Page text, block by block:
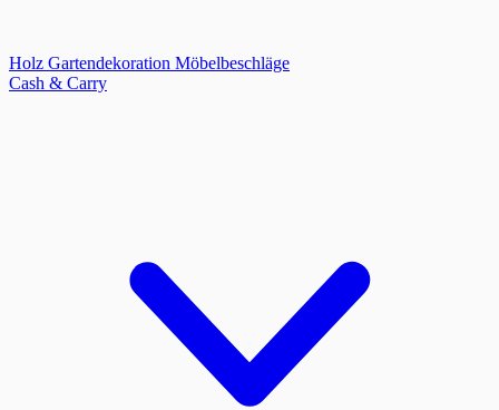
Holz Gartendekoration Möbelbeschläge
Cash & Carry